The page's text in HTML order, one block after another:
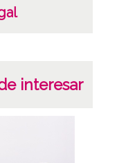
interesar